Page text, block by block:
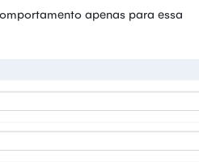
apenas para essa